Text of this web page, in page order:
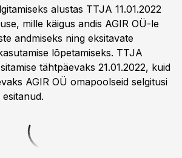
alustas TTJA 11.01.2022
mille käigus andis AGIR OÜ-le
andmiseks ning eksitavate
lõpetamiseks. TTJA
tähtpäevaks 21.01.2022, kuid
AGIR OÜ omapoolseid selgitusi